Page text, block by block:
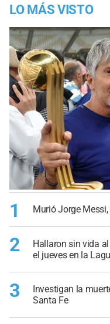
LO MÁS VISTO
1 Murió Jorge
2
Hallaron sin vida
el jueves en la
3
Investigan la
Santa Fe